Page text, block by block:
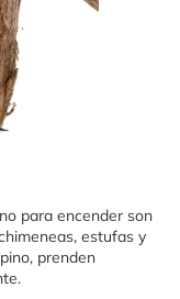
para encender son
estufas y
prenden